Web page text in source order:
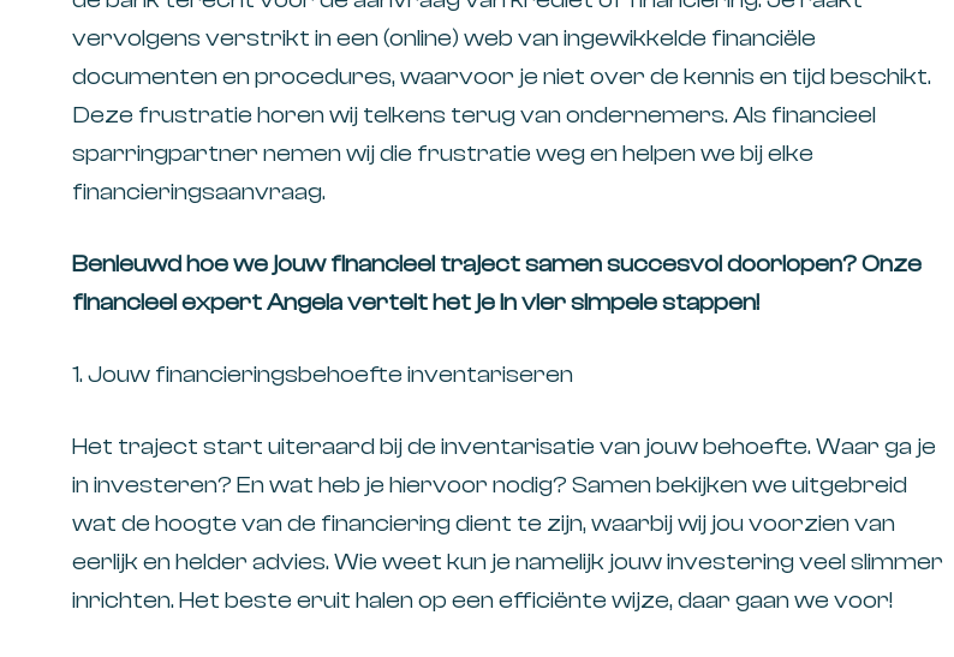
vervolgens verstrikt in een (online) web van ingewikkelde financiële
documenten en procedures, waarvoor je niet over de kennis en tijd beschikt.
Deze frustratie horen wij telkens terug van ondernemers. Als financieel
sparringpartner nemen wij die frustratie weg en helpen we bij elke
financieringsaanvraag.
Benieuwd hoe we jouw financieel traject samen succesvol doorlopen? Onze
financieel expert Angela vertelt het je in vier simpele stappen!
1. Jouw financieringsbehoefte inventariseren
Het traject start uiteraard bij de inventarisatie van jouw behoefte. Waar ga je
in investeren? En wat heb je hiervoor nodig? Samen bekijken we uitgebreid
wat de hoogte van de financiering dient te zijn, waarbij wij jou voorzien van
eerlijk en helder advies. Wie weet kun je namelijk jouw investering veel slimmer
inrichten. Het beste eruit halen op een efficiënte wijze, daar gaan we voor!